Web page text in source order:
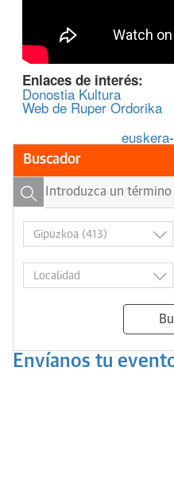
Enlaces de interés:
Donostia Kultura
Web de Ruper Ordorika
euskera-
Buscador
Envíanos tu